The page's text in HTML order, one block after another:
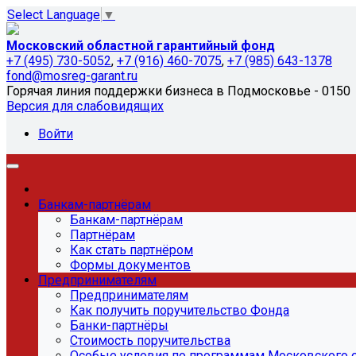
Select Language ▼
Московский областной гарантийный фонд
+7 (495) 730-5052, +7 (916) 460-7075, +7 (985) 643-1378
fond@mosreg-garant.ru
Горячая линия поддержки бизнеса в Подмосковье - 0150
Версия для слабовидящих
Войти
Банкам-партнёрам
Банкам-партнёрам
Партнёрам
Как стать партнёром
Формы документов
Предпринимателям
Предпринимателям
Как получить поручительство Фонда
Банки-партнёры
Стоимость поручительства